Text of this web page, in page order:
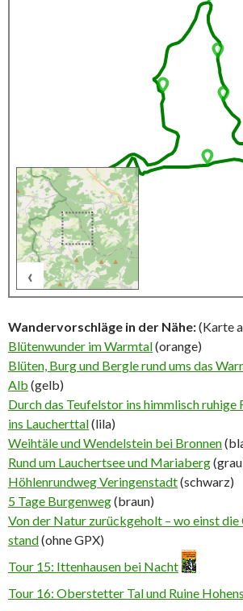
500 m
‹
Wandervorschläge in der Nähe:(Karte
Blütenwunder im Warmtal(orange)
Blüten, Burg und Bergle rund ums das
Alb (gelb)
Durch das Teufelstor ins himmlisch ruhige
ins Laucherttal(lila)
Weihtäle und Wendelstein bei Bronnen
Rund um Lauchertsee und Mariaberg
Höhlenrundweg Veringenstadt(schwarz)
5 Tage Burgenweg(braun)
Von der Natur zurückgeholt – wo einst
stand(ohne GPX)
Tour 15: Ittenhausen bei Nacht
Tour 16: Oberstetter Tal und Ruine